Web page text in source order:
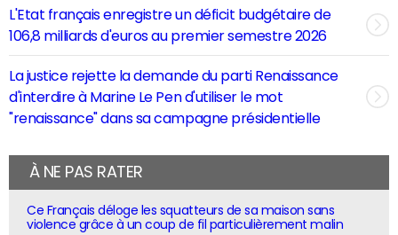
L'Etat français enregistre un déficit budgétaire de
106,8 milliards d'euros au premier semestre 2026
La justice rejette la demande du parti Renaissance
d'interdire à Marine Le Pen d'utiliser le mot
"renaissance" dans sa campagne présidentielle
À NE PAS RATER
Ce Français déloge les squatteurs de sa maison sans
violence grâce à un coup de fil particulièrement malin